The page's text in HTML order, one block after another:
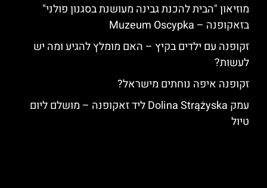
מוזיאון "הבית להכנת גבינה מעושנת בסגנון פולני"
בזאקופנה – Muzeum Oscypka
זקופנה עם ילדים בקיץ – האם מומלץ להגיע ומה יש
לעשות?
זקופנה איפה נוחתים מישראל?
עמק Dolina Strążyska ליד זאקופנה – מושלם ליום
טיול